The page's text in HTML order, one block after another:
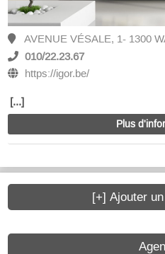
AVENUE VÉSALE, 1- 1300
010/22.23.67
https://igor.be/
[...]
Plus
[+] Ajouter